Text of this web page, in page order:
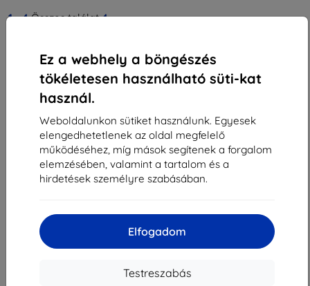
Ez a webhely a böngészés
tökéletesen használható süti-kat
használ.
Weboldalunkon sütiket használunk. Egyesek
elengedhetetlenek az oldal megfelelő
működéséhez, míg mások segítenek a forgalom
elemzésében, valamint a tartalom és a
hirdetések személyre szabásában.
Elfogadom
Testreszabás
1-4Összes találat4.
Shield-Sk s.r.o.
Rudolf Mocka utca 3750/2A
Cégjegyzékszám:46701494
ÁFA-azonosító:
SK2023549671